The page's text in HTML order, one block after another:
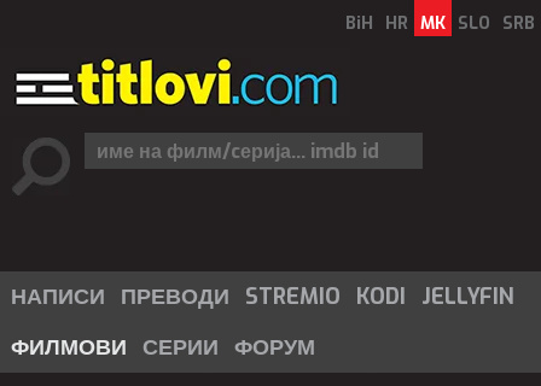
BiH HR MK SLO SRB
НАПИСИ ПРЕВОДИ STREMIO KODI
JELLYFIN
ФИЛМОВИ СЕРИИ ФОРУМ